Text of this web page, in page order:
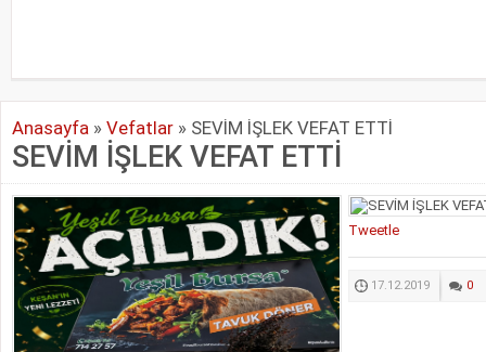
Anasayfa » Vefatlar » SEVİM İŞLEK VEFAT ETTİ
SEVİM İŞLEK VEFAT ETTİ
Tweetle
17.12.2019 0